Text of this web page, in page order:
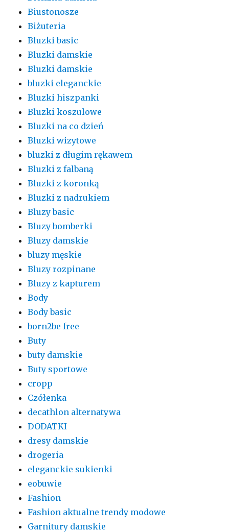
Biustonosze
Biżuteria
Bluzki basic
Bluzki damskie
Bluzki damskie
bluzki eleganckie
Bluzki hiszpanki
Bluzki koszulowe
Bluzki na co dzień
Bluzki wizytowe
bluzki z długim rękawem
Bluzki z falbaną
Bluzki z koronką
Bluzki z nadrukiem
Bluzy basic
Bluzy bomberki
Bluzy damskie
bluzy męskie
Bluzy rozpinane
Bluzy z kapturem
Body
Body basic
born2be free
Buty
buty damskie
Buty sportowe
cropp
Czółenka
decathlon alternatywa
DODATKI
dresy damskie
drogeria
eleganckie sukienki
eobuwie
Fashion
Fashion aktualne trendy modowe
Garnitury damskie